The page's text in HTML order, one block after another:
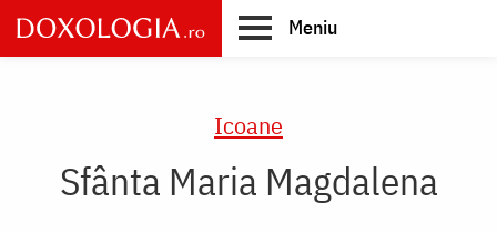
Skip
to
main
Meniu
Icoane
Sfânta Maria Magdalena